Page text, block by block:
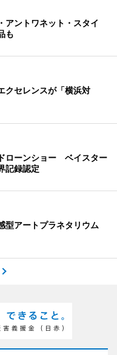
アントワネット・スタイ
も
クセレンスが「横浜対
ローンショー ベイスター
記録認定
型アートプラネタリウム